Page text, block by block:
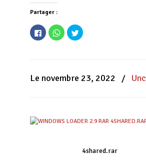
Partager :
Cliquez
pour
partager
fenêtre)
Cliquez
pour
partager
nouvelle
fenêtre)
Cliquez
pour
fenêtre)
Le novembre 23, 2022 /
4shared.rar